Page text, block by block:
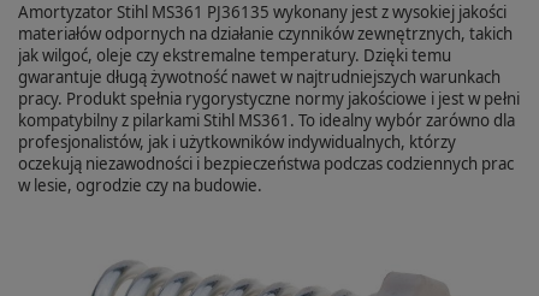
Amortyzator Stihl MS361 PJ36135 wykonany jest z wysokiej jakości
materiałów odpornych na działanie czynników zewnętrznych, takich
jak wilgoć, oleje czy ekstremalne temperatury. Dzięki temu
gwarantuje długą żywotność nawet w najtrudniejszych warunkach
pracy. Produkt spełnia rygorystyczne normy jakościowe i jest w pełni
kompatybilny z pilarkami Stihl MS361. To idealny wybór zarówno dla
profesjonalistów, jak i użytkowników indywidualnych, którzy
oczekują niezawodności i bezpieczeństwa podczas codziennych prac
w lesie, ogrodzie czy na budowie.